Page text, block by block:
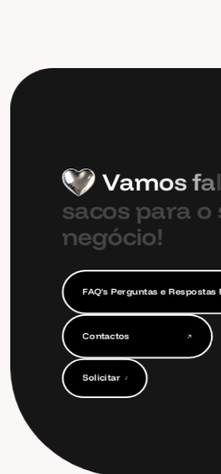
Vamosfal
sacos para o
negócio!
FAQ's Perguntas e Respostas
FAQ's Perguntas e Respostas
Solicitar
Contactos
Contactos